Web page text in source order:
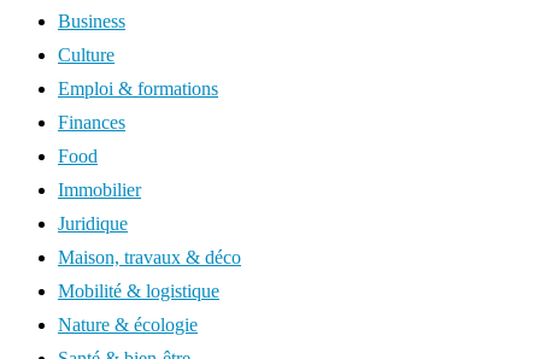
Business
Culture
Emploi & formations
Finances
Food
Immobilier
Juridique
Maison, travaux & déco
Mobilité & logistique
Nature & écologie